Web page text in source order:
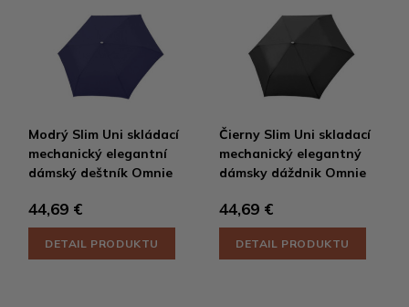
Modrý Slim Uni skládací
mechanický elegantní
dámský deštník Omnie
44,69 €
DETAIL PRODUKTU
Čierny Slim Uni skladací
mechanický elegantný
dámsky dáždnik Omnie
44,69 €
DETAIL PRODUKTU